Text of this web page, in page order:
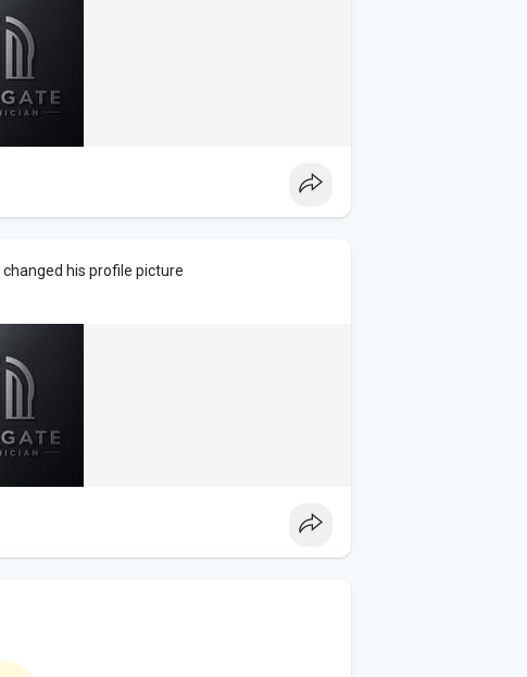
changed his profile picture